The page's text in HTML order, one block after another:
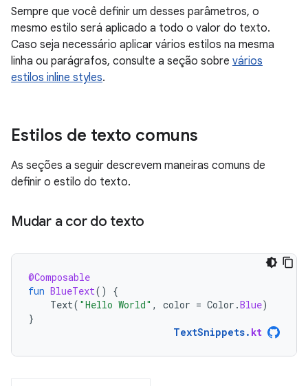
Sempre que você definir um desses parâmetros, o
mesmo estilo será aplicado a todo o valor do texto.
Caso seja necessário aplicar vários estilos na mesma
linha ou parágrafos, consulte a seção sobre vários
estilos inline styles.
Estilos de texto comuns
As seções a seguir descrevem maneiras comuns de
definir o estilo do texto.
Mudar a cor do texto
@Composable
fun BlueText()
{
Text( "Hello World" , color = Color .Blue)
}
TextSnippets. kt